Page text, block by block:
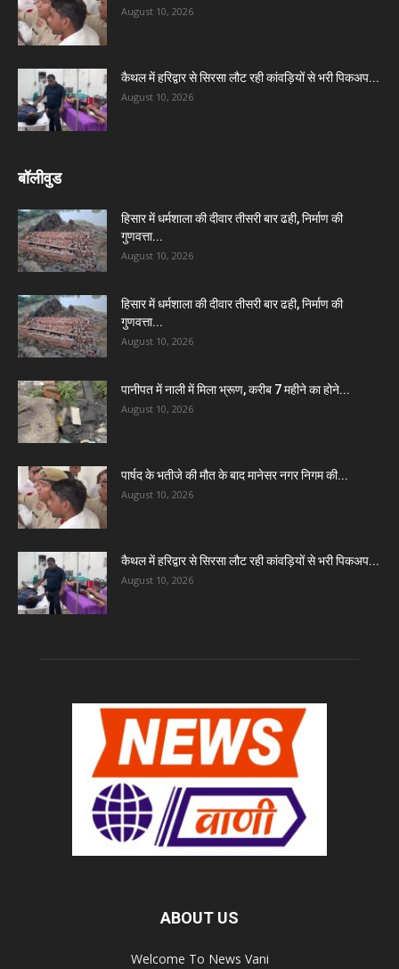
August 10, 2026
कैथल में हरिद्वार से सिरसा लौट रही कांवड़ियों से भरी पिकअप...
August 10, 2026
बॉलीवुड
हिसार में धर्मशाला की दीवार तीसरी बार ढही, निर्माण की
गुणवत्ता...
August 10, 2026
हिसार में धर्मशाला की दीवार तीसरी बार ढही, निर्माण की
गुणवत्ता...
August 10, 2026
पानीपत में नाली में मिला भ्रूण, करीब 7 महीने का होने...
August 10, 2026
पार्षद के भतीजे की मौत के बाद मानेसर नगर निगम की...
August 10, 2026
कैथल में हरिद्वार से सिरसा लौट रही कांवड़ियों से भरी पिकअप...
August 10, 2026
ABOUT US
Welcome To News Vani